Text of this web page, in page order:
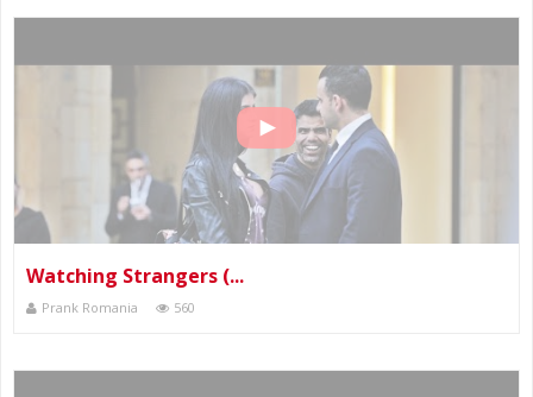
Watching Strangers (...
Prank Romania 560